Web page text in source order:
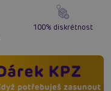
100% diskrétnost